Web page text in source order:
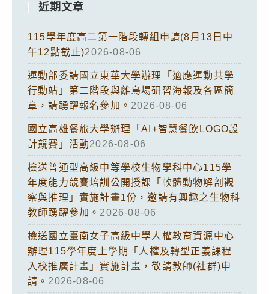
近期文章
115學年度高二第一階段轉組申請(8月13日中
午12點截止)2026-08-06
運動部委請國立東華大學辦理「適應運動共學
行動站」第二階段與離島場研習海報及各區簡
章，請踴躍報名參加。 2026-08-06
國立高雄餐旅大學辦理「AI+智慧餐飲LOGO設
計競賽」活動2026-08-06
檢送普通型高級中等學校生物學科中心115學
年度能力競賽培訓公開授課「軟體動物解剖觀
察與推理」實施計畫1份，邀請有興趣之生物科
教師踴躍參加。 2026-08-06
檢送國立臺南女子高級中學人權教育資源中心
辦理115學年度上學期「人權及轉型正義課程
入校推廣計畫」實施計畫，敬請教師(社群)申
請。 2026-08-06